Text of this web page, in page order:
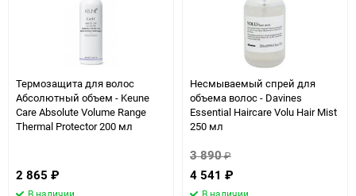
Термозащита для волос
Абсолютный объем - Keune
Сare Absolute Volume Range
Thermal Protector 200 мл
2 865 ₽
Несмываемый спрей для
объема волос - Davines
Essential Haircare Volu Hair Mist
250 мл
3 890₽
4 541 ₽